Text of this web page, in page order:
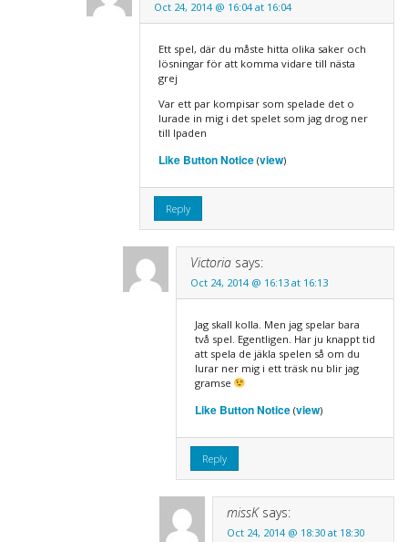
Oct 24, 2014 @ 16:04 at 16:04
Ett spel, där du måste hitta olika saker och
lösningar för att komma vidare till nästa
grej
Var ett par kompisar som spelade det o
lurade in mig i det spelet som jag drog ner
till Ipaden
Like Button Notice(view)
Reply
Victoria says:
Oct 24, 2014 @ 16:13 at 16:13
Jag skall kolla. Men jag spelar bara
två spel. Egentligen. Har ju knappt tid
att spela de jäkla spelen så om du
lurar ner mig i ett träsk nu blir jag
gramse
Like Button Notice(view)
Reply
missK says:
Oct 24, 2014 @ 18:30 at 18:30